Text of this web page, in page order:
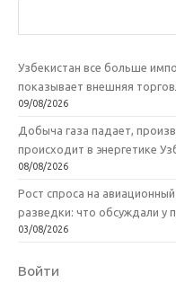
Узбекистан все больше
показывает внешняя
09/08/2026
Добыча газа падает,
происходит в энергетике
08/08/2026
Рост спроса на
разведки: что обсуждали у
03/08/2026
Войти